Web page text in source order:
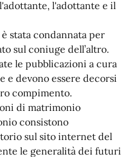
l'adottante e il
stata condannata per
sul coniuge dell’altro.
le pubblicazioni a cura
e devono essere decorsi
compimento.
di matrimonio
consistono
sul sito internet del
le generalità dei futuri